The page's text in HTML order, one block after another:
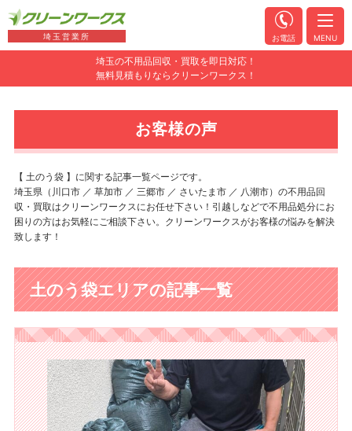
埼玉の不用品回収・買取を即日対応！
無料見積もりならクリーンワークス！
埼玉営業所 お電話 MENU
お客様の声
【 土のう袋 】に関する記事一覧ページです。
埼玉県（川口市 ／ 草加市 ／ 三郷市 ／ さいたま市 ／ 八潮市）の不用品回
収・買取はクリーンワークスにお任せ下さい！引越しなどで不用品処分にお
困りの方はお気軽にご相談下さい。クリーンワークスがお客様の悩みを解決
致します！
土のう袋エリアの記事一覧